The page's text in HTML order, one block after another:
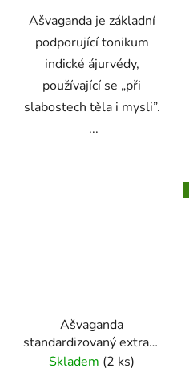
Ašvaganda je základní
podporující tonikum
indické ájurvédy,
používající se „při
slabostech těla i mysli”.
...
Ašvaganda
standardizovaný extrakt
kapsle 60 ks
Skladem (2 ks)